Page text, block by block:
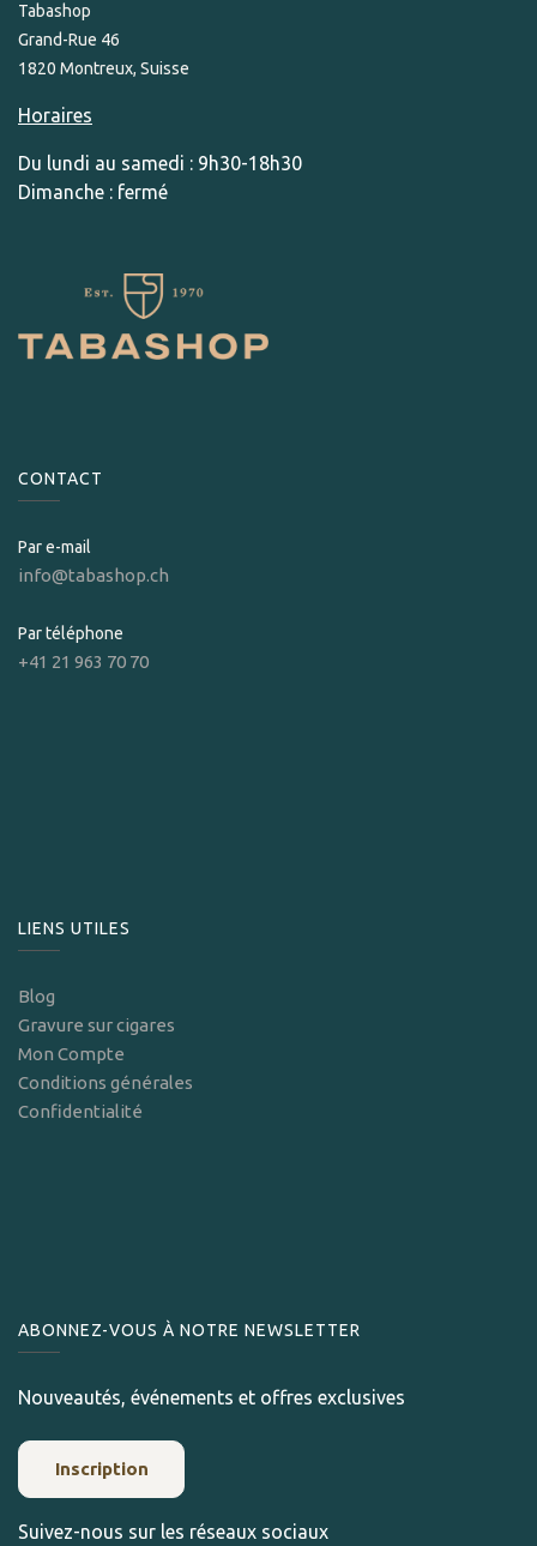
Tabashop
Grand-Rue 46
1820 Montreux, Suisse
Horaires
Du lundi au samedi : 9h30-18h30
Dimanche : fermé
CONTACT
Par e-mail
info@tabashop.ch
Par téléphone
+41 21 963 70 70
LIENS UTILES
Blog
Gravure sur cigares
Mon Compte
Conditions générales
Confidentialité
ABONNEZ-VOUS À NOTRE NEWSLETTER
Nouveautés, événements et offres exclusives
Inscription
Suivez-nous sur les réseaux sociaux